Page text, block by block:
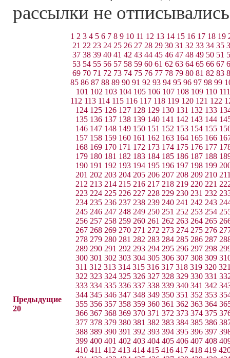
рассылки не
Предыдущие
20
1 2 3 4 5 6 7 8 9 10 11 12 13 14 15 16 17 18 19
21 22 23 24 25 26 27 28 29 30 31 32 33 34 35
37 38 39 40 41 42 43 44 45 46 47 48 49 50 51
53 54 55 56 57 58 59 60 61 62 63 64 65 66 67
69 70 71 72 73 74 75 76 77 78 79 80 81 82 83
85 86 87 88 89 90 91 92 93 94 95 96 97 98 99
101 102 103 104 105 106 107 108 109 110 111
112 113 114 115 116 117 118 119 120 121 122
124 125 126 127 128 129 130 131 132 133
135 136 137 138 139 140 141 142 143 144
146 147 148 149 150 151 152 153 154 155
157 158 159 160 161 162 163 164 165 166
168 169 170 171 172 173 174 175 176 177
179 180 181 182 183 184 185 186 187 188
190 191 192 193 194 195 196 197 198 199
201 202 203 204 205 206 207 208 209 210
212 213 214 215 216 217 218 219 220 221
223 224 225 226 227 228 229 230 231 232
234 235 236 237 238 239 240 241 242 243
245 246 247 248 249 250 251 252 253 254
256 257 258 259 260 261 262 263 264 265
267 268 269 270 271 272 273 274 275 276
278 279 280 281 282 283 284 285 286 287
289 290 291 292 293 294 295 296 297 298
300 301 302 303 304 305 306 307 308 309
311 312 313 314 315 316 317 318 319 320
322 323 324 325 326 327 328 329 330 331
333 334 335 336 337 338 339 340 341 342
344 345 346 347 348 349 350 351 352 353
355 356 357 358 359 360 361 362 363 364
366 367 368 369 370 371 372 373 374 375
377 378 379 380 381 382 383 384 385 386
388 389 390 391 392 393 394 395 396 397
399 400 401 402 403 404 405 406 407 408
410 411 412 413 414 415 416 417 418 419